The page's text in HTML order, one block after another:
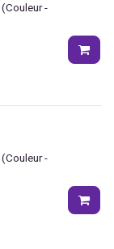
(Couleur -
(Couleur -